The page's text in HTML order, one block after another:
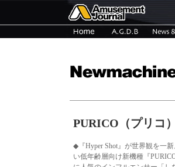
PURICO（プリコ
◆『Hyper Shot』が世界観を一
い低年齢層向け新機種『